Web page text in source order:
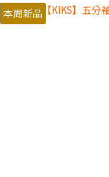
本周新品